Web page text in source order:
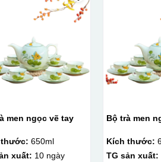
men ngọc vẽ tay
650ml
xuất: 10 ngày
Bộ trà men
Kích thước:
TG sản xuất: